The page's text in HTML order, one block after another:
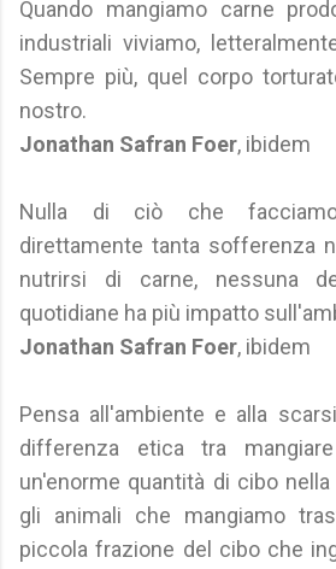
Quando mangiamo carne
industriali viviamo,
Sempre più, quel corpo
nostro.
Jonathan Safran Foer, ibidem
Nulla di ciò che
direttamente tanta sofferenza
nutrirsi di carne, nessuna
quotidiane ha più impatto
Jonathan Safran Foer, ibidem
Pensa all'ambiente e alla
differenza etica tra
un'enorme quantità di cibo
gli animali che mangiamo
piccola frazione del cibo che